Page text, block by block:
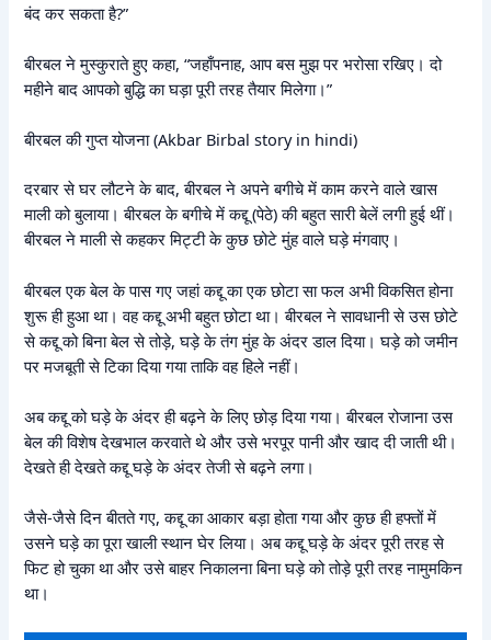
बंद कर सकता है?”
बीरबल ने मुस्कुराते हुए कहा, “जहाँपनाह, आप बस मुझ पर भरोसा रखिए। दो
महीने बाद आपको बुद्धि का घड़ा पूरी तरह तैयार मिलेगा।”
बीरबल की गुप्त योजना (Akbar Birbal story in hindi)
दरबार से घर लौटने के बाद, बीरबल ने अपने बगीचे में काम करने वाले खास
माली को बुलाया। बीरबल के बगीचे में कद्दू (पेठे) की बहुत सारी बेलें लगी हुई थीं।
बीरबल ने माली से कहकर मिट्टी के कुछ छोटे मुंह वाले घड़े मंगवाए।
बीरबल एक बेल के पास गए जहां कद्दू का एक छोटा सा फल अभी विकसित होना
शुरू ही हुआ था। वह कद्दू अभी बहुत छोटा था। बीरबल ने सावधानी से उस छोटे
से कद्दू को बिना बेल से तोड़े, घड़े के तंग मुंह के अंदर डाल दिया। घड़े को जमीन
पर मजबूती से टिका दिया गया ताकि वह हिले नहीं।
अब कद्दू को घड़े के अंदर ही बढ़ने के लिए छोड़ दिया गया। बीरबल रोजाना उस
बेल की विशेष देखभाल करवाते थे और उसे भरपूर पानी और खाद दी जाती थी।
देखते ही देखते कद्दू घड़े के अंदर तेजी से बढ़ने लगा।
जैसे-जैसे दिन बीतते गए, कद्दू का आकार बड़ा होता गया और कुछ ही हफ्तों में
उसने घड़े का पूरा खाली स्थान घेर लिया। अब कद्दू घड़े के अंदर पूरी तरह से
फिट हो चुका था और उसे बाहर निकालना बिना घड़े को तोड़े पूरी तरह नामुमकिन
था।